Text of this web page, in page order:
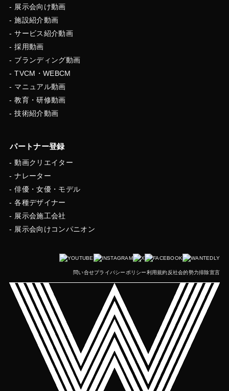
展示会向け動画
施設紹介動画
サービス紹介動画
採用動画
ブランディング動画
TVCM・WEBCM
マニュアル動画
教育・研修動画
技術紹介動画
パートナー登録
動画クリエイター
ナレーター
俳優・女優・モデル
各種デザイナー
展示会施工会社
展示会向けコンパニオン
問い合せプライバシーポリシー利用規約反社会的勢力排除宣言